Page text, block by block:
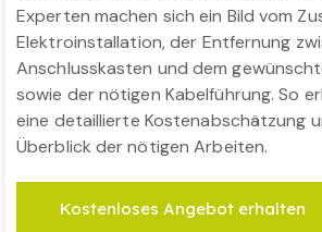
Experten machen sich ein Bild vom
Elektroinstallation, der Entfernung
Anschlusskasten und dem
sowie der nötigen Kabelführung. So
eine detaillierte Kostenabschätzung
Überblick der nötigen Arbeiten.
Kostenloses Angebot erhalten